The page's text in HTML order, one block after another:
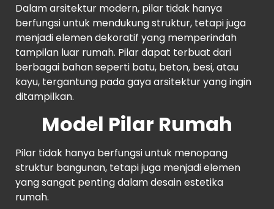
Dalam arsitektur modern, pilar tidak hanya
berfungsi untuk mendukung struktur, tetapi juga
menjadi elemen dekoratif yang memperindah
tampilan luar rumah. Pilar dapat terbuat dari
berbagai bahan seperti batu, beton, besi, atau
kayu, tergantung pada gaya arsitektur yang ingin
ditampilkan.
Model Pilar Rumah
Pilar tidak hanya berfungsi untuk menopang
struktur bangunan, tetapi juga menjadi elemen
yang sangat penting dalam desain estetika
rumah.